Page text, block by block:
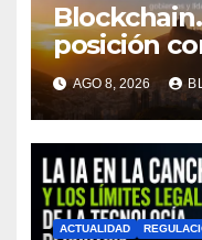
posición
digital de
AGO 8, 2026
ACTUALIDAD